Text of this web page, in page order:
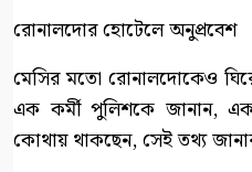
রোনালদোর হোটেলে অনুপ্রবেশ
মেসির মতো রোনালদোকেও ঘিরে
এক কর্মী পুলিশকে জানান,
কোথায় থাকছেন, সেই তথ্য